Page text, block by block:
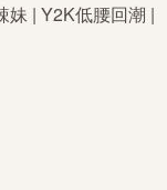
妹 | Y2K低腰回潮 |